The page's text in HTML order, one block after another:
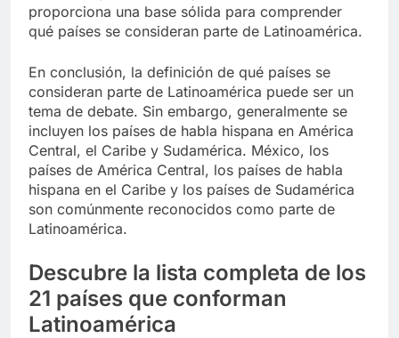
proporciona una base sólida para comprender
qué países se consideran parte de Latinoamérica.
En conclusión, la definición de qué países se
consideran parte de Latinoamérica puede ser un
tema de debate. Sin embargo, generalmente se
incluyen los países de habla hispana en América
Central, el Caribe y Sudamérica. México, los
países de América Central, los países de habla
hispana en el Caribe y los países de Sudamérica
son comúnmente reconocidos como parte de
Latinoamérica.
Descubre la lista completa de los
21 países que conforman
Latinoamérica